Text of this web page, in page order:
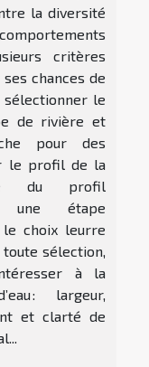
la diversité
critères
chances de
sélectionner le
de rivière et
pour des
le profil de la
du profil
une étape
choix leurre
sélection,
à la
: largeur,
et clarté de